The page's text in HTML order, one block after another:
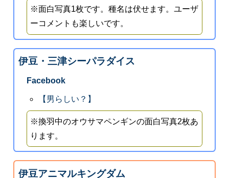
※面白写真1枚です。種名は伏せます。ユーザ
ーコメントも楽しいです。
伊豆・三津シーパラダイス
Facebook
【男らしい？】
※換羽中のオウサマペンギンの面白写真2枚あ
ります。
伊豆アニマルキングダム